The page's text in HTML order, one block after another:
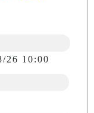
26 10:00